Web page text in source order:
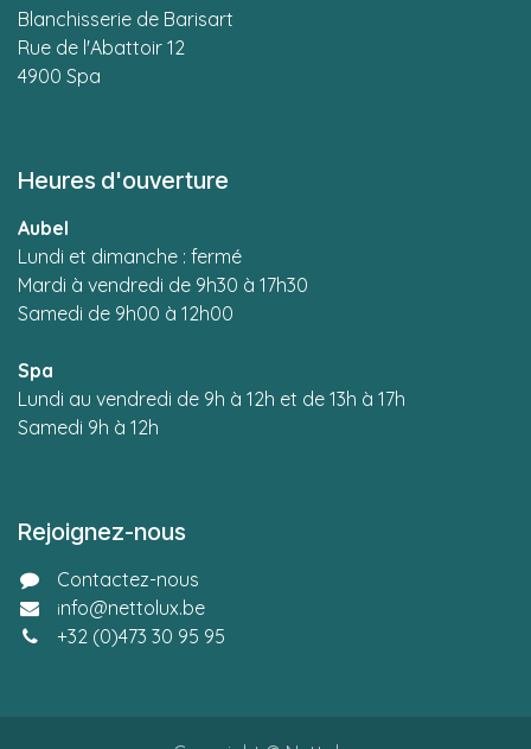
Blanchisserie de Barisart
Rue de l'Abattoir 12
4900 Spa
Heures d'ouverture
Aubel
Lundi et dimanche : fermé
Mardi à vendredi de 9h30 à 17h30
Samedi de 9h00 à 12h00
Spa
Lundi au vendredi de 9h à 12h et de 13h à 17h
Samedi 9h à 12h
Rejoignez-nous
Contactez-nous
info@nettolux.be
+32 (0)473 30 95 95